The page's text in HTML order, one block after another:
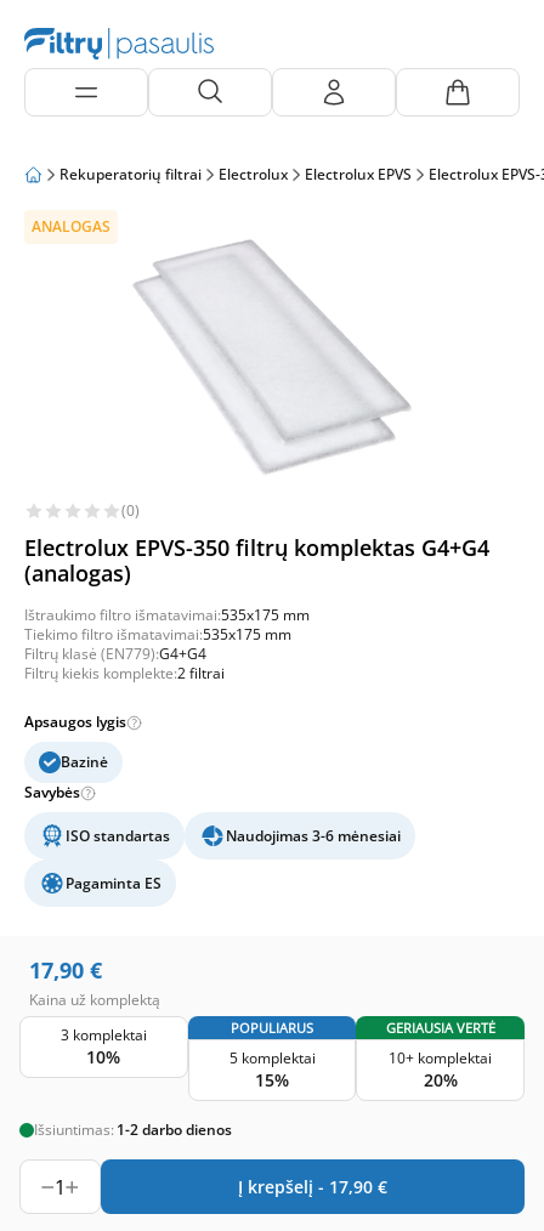
Rekuperatorių filtrai Electrolux Electrolux EPVS Electrolux
ANALOGAS
(0)
Electrolux EPVS-350 filtrų komplektas G4+G4
(analogas)
Ištraukimo filtro išmatavimai:535x175 mm
Tiekimo filtro išmatavimai:535x175 mm
Filtrų klasė (EN779):G4+G4
Filtrų kiekis komplekte:2 filtrai
Apsaugos lygis
Bazinė
Savybės
ISO standartas Naudojimas 3-6 mėnesiai
Pagaminta ES
17,90 €
Kaina už komplektą
3 komplektai
10%
POPULIARUS
5 komplektai
15%
GERIAUSIA VERTĖ
10+ komplektai
20%
Išsiuntimas: 1-2 darbo dienos
1 Į krepšelį - 17,90 €